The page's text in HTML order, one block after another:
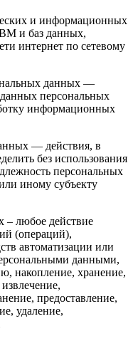
и информационных
и баз данных,
интернет по сетевому
данных —
персональных
информационных
— действия, в
без использования
персональных
иному субъекту
– любое действие
(операций),
автоматизации или
данными,
накопление, хранение,
предоставление,
удаление,